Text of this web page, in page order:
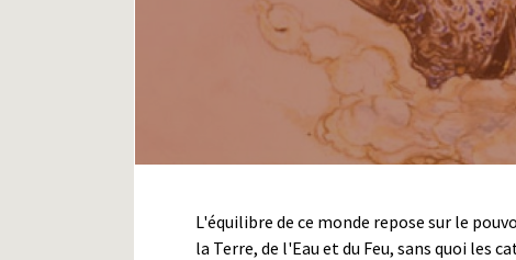
L'équilibre de ce monde repose sur le
la Terre, de l'Eau et du Feu, sans quoi les